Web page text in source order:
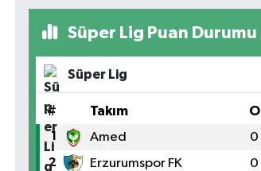
Süper Lig Puan Durumu
Süper Lig
# Takım O
1 Amed 0
2 Erzurumspor FK 0